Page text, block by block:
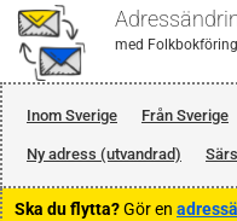
med
Inom Sverige Från Sverige
Ny adress (utvandrad)
Ska du flytta?Gör en